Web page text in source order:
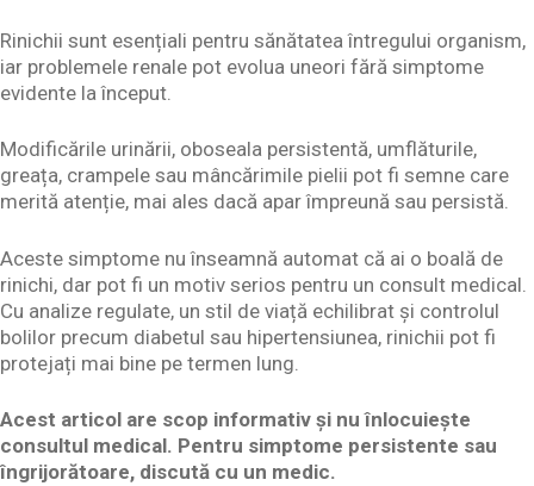
Rinichii sunt esențiali pentru sănătatea întregului organism,
iar problemele renale pot evolua uneori fără simptome
evidente la început.
Modificările urinării, oboseala persistentă, umflăturile,
greața, crampele sau mâncărimile pielii pot fi semne care
merită atenție, mai ales dacă apar împreună sau persistă.
Aceste simptome nu înseamnă automat că ai o boală de
rinichi, dar pot fi un motiv serios pentru un consult medical.
Cu analize regulate, un stil de viață echilibrat și controlul
bolilor precum diabetul sau hipertensiunea, rinichii pot fi
protejați mai bine pe termen lung.
Acest articol are scop informativ și nu înlocuiește
consultul medical. Pentru simptome persistente sau
îngrijorătoare, discută cu un medic.